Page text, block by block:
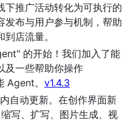
下推广活动转化为可执行的
发布与用户参与机制，帮助
店流量。
的开始！我们加入了能
及一些帮助你操作
Agent。 v1.4.3
自动更新。在创作界面新
写、扩写、图片生成、视